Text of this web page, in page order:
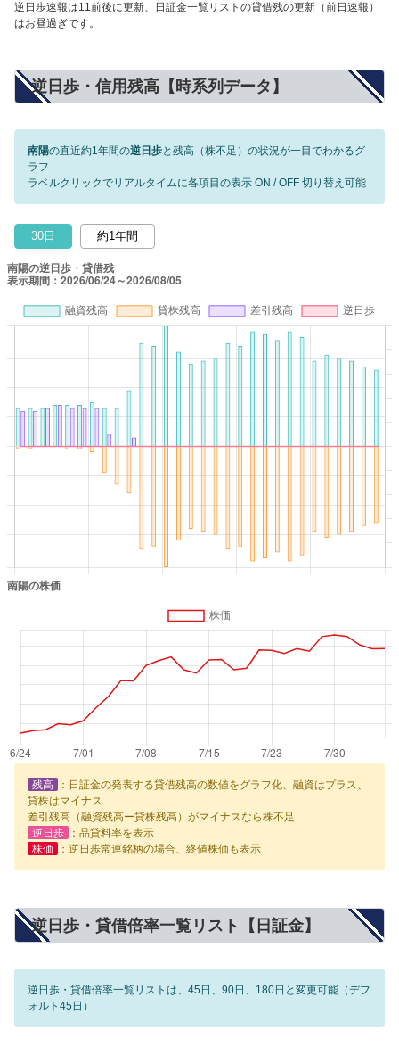
逆日歩速報は11前後に更新、日証金一覧リストの貸借残の更新（前日速報）
はお昼過ぎです。
逆日歩・信用残高【時系列データ】
南陽の直近約1年間の逆日歩と残高（株不足）の状況が一目でわかるグ
ラフ
ラベルクリックでリアルタイムに各項目の表示 ON / OFF 切り替え可能
30日 約1年間
残高
：日証金の発表する貸借残高の数値をグラフ化、融資はプラス、
貸株はマイナス
差引残高（融資残高ー貸株残高）がマイナスなら株不足
逆日歩
：品貸料率を表示
株価
：逆日歩常連銘柄の場合、終値株価も表示
逆日歩・貸借倍率一覧リスト【日証金】
逆日歩・貸借倍率一覧リストは、45日、90日、180日と変更可能（デフ
ォルト45日）